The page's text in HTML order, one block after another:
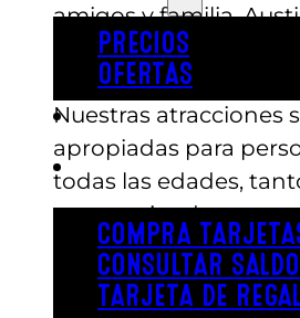
PRECIOS
OFERTAS
COMPRAR
TARJETAS DE REGALO
COMPRA
CONSULTAR
TARJETA DE
amigos y familia,
paraíso para niños y
primera para
Nuestras atracciones
apropiadas para
todas las edades,
compartiendo con tus
compañeros de
estás jugando con los